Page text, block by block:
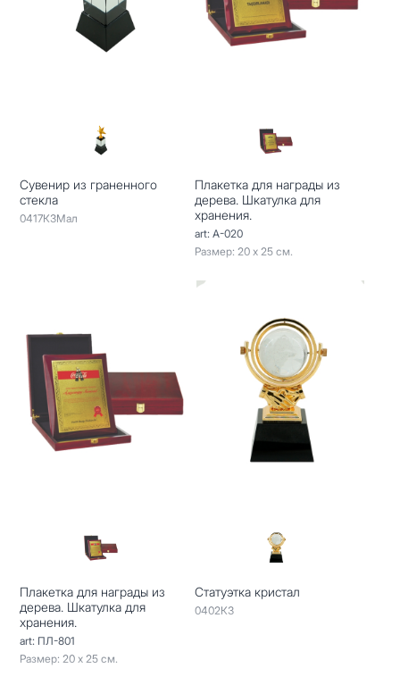
Сувенир из граненного
стекла
0417КЗМал
Плакетка для награды из
дерева. Шкатулка для
хранения.
art: A-020
Размер: 20 х 25 см.
Плакетка для награды из
дерева. Шкатулка для
хранения.
art: ПЛ-801
Размер: 20 х 25 см.
Статуэтка кристал
0402КЗ